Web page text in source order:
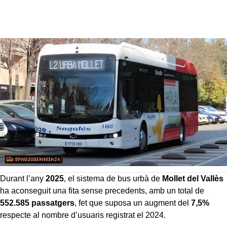
Durant l’any 2025, el sistema de bus urbà de Mollet del Vallès
ha aconseguit una fita sense precedents, amb un total de
552.585 passatgers, fet que suposa un augment del 7,5%
respecte al nombre d’usuaris registrat el 2024.